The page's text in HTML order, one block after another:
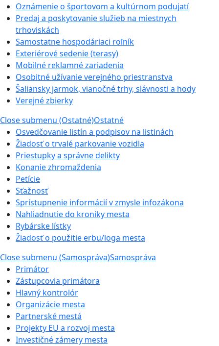
Oznámenie o športovom a kultúrnom podujatí
Predaj a poskytovanie služieb na miestnych
trhoviskách
Samostatne hospodáriaci roľník
Exteriérové sedenie (terasy)
Mobilné reklamné zariadenia
Osobitné užívanie verejného priestranstva
Šaliansky jarmok, vianočné trhy, slávnosti a hody
Verejné zbierky
Close submenu (Ostatné)Ostatné
Osvedčovanie listín a podpisov na listinách
Žiadosť o trvalé parkovanie vozidla
Priestupky a správne delikty
Konanie zhromaždenia
Petície
Sťažnosť
Sprístupnenie informácií v zmysle infozákona
Nahliadnutie do kroniky mesta
Rybárske lístky
Žiadosť o použitie erbu/loga mesta
Close submenu (Samospráva)Samospráva
Primátor
Zástupcovia primátora
Hlavný kontrolór
Organizácie mesta
Partnerské mestá
Projekty EU a rozvoj mesta
Investičné zámery mesta